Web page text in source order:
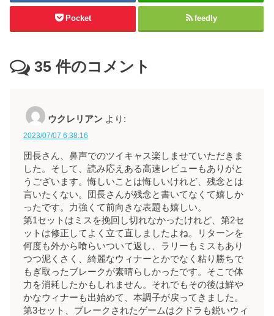
Pocket feedly
35 件のコメント
ウクレリアン より:
2023/07/07 6:38:16
団長さん、鼻声でのツイキャス楽しませていただきま
した。そして、読み応えある高速レビューもありがと
うございます。悔しいことは悔しいけれど、残念とは
言いたくない。団長さんが残念と書いてなくて嬉しか
ったです。力強くて前向きな表題も嬉しい。
第1セットはミスを挽回し切れなかったけれど、第2セ
ットは修正してよく立て直しましたよね。リターンを
何度も外から喰らいついて返し、ラリーもミスもあり
つつ泥くさく、綺麗なウィナーとかでなく粘り勝ちで
もぎ取ったブレークが素晴らしかったです。そこで体
力を消耗したかもしれません。それでもその後は鮮や
かなウィナーも出始めて、本調子が戻ってきました。
第3セット、ブレークされたゲームはクドラも鋭いウィ